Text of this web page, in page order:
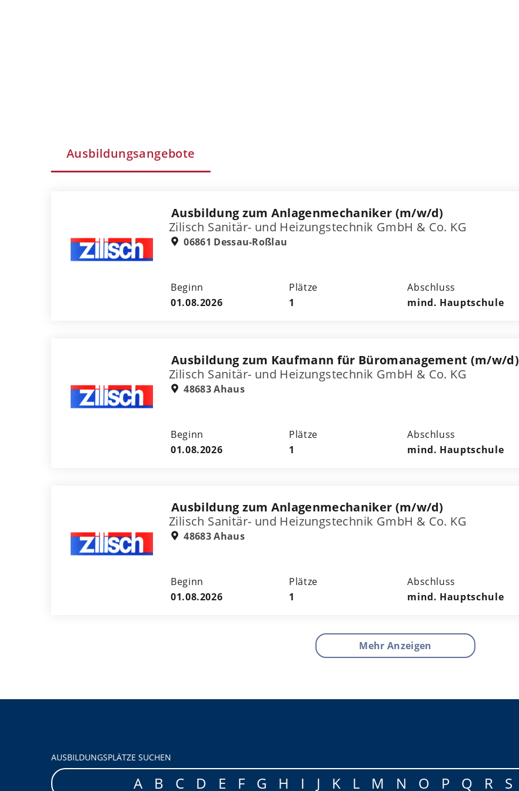
Ausbildungsangebote
Ausbildung zum Anlagenmechaniker (m/w/d)
Zilisch Sanitär- und Heizungstechnik GmbH & Co. KG
06861 Dessau-Roßlau
Beginn
01.08.2026
Plätze
1
Abschluss
mind. Hauptschule
Ausbildung zum Kaufmann für Büromanagement (m/w/d)
Zilisch Sanitär- und Heizungstechnik GmbH & Co. KG
48683 Ahaus
Beginn
01.08.2026
Plätze
1
Abschluss
mind. Hauptschule
Ausbildung zum Anlagenmechaniker (m/w/d)
Zilisch Sanitär- und Heizungstechnik GmbH & Co. KG
48683 Ahaus
Beginn
01.08.2026
Plätze
1
Abschluss
mind. Hauptschule
Mehr Anzeigen
AUSBILDUNGSPLÄTZE SUCHEN
A B C D E F G H I J K L M N O P Q R S